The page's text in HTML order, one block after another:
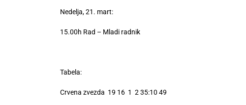
Nedelja, 21. mart:
15.00h Rad – Mladi radnik
Tabela:
Crvena zvezda 19 16 1 2 35:10 49